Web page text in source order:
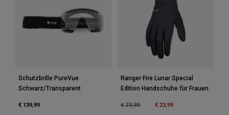
Schutzbrille PureVue
Schwarz/Transparent
€ 139,99
Ranger Fire Lunar Special
Edition Handschuhe für Frauen
Price reduced from
€ 39,99 € 23,99